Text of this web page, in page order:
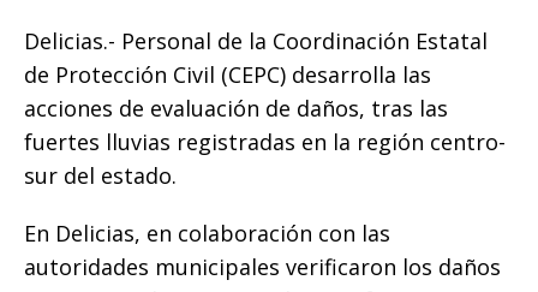
e
b
o
o
k
te
r
l s
A
p
p
y
Li
n
k
p
ar
ti
r
Delicias.- Personal de la Coordinación Estatal
de Protección Civil (CEPC) desarrolla las
acciones de evaluación de daños, tras las
fuertes lluvias registradas en la región centro-
sur del estado.
En Delicias, en colaboración con las
autoridades municipales verificaron los daños